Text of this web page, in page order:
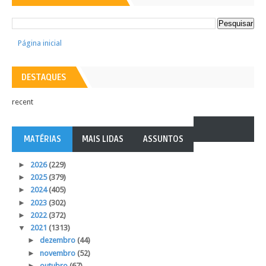
Página inicial
DESTAQUES
recent
MATÉRIAS MAIS LIDAS ASSUNTOS
► 2026(229)
► 2025(379)
► 2024(405)
► 2023 (302)
► 2022(372)
▼ 2021 (1313)
► dezembro (44)
► novembro (52)